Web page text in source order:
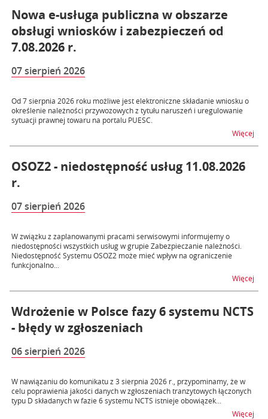
Nowa e-usługa publiczna w obszarze
obsługi wniosków i zabezpieczeń od
7.08.2026 r.
07 sierpień 2026
Od 7 sierpnia 2026 roku możliwe jest elektroniczne składanie wniosku o
określenie należności przywozowych z tytułu naruszeń i uregulowanie
sytuacji prawnej towaru na portalu PUESC.
Więcej
OSOZ2 - niedostępność usług 11.08.2026
r.
07 sierpień 2026
W związku z zaplanowanymi pracami serwisowymi informujemy o
niedostępności wszystkich usług w grupie Zabezpieczanie należności.
Niedostępność Systemu OSOZ2 może mieć wpływ na ograniczenie
funkcjonalno...
Więcej
Wdrożenie w Polsce fazy 6 systemu NCTS
- błędy w zgłoszeniach
06 sierpień 2026
W nawiązaniu do komunikatu z 3 sierpnia 2026 r., przypominamy, że w
celu poprawienia jakości danych w zgłoszeniach tranzytowych łączonych
typu D składanych w fazie 6 systemu NCTS istnieje obowiązek...
Więcej